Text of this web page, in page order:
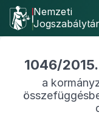
Nemzeti
Jogszabálytár
1046/
a